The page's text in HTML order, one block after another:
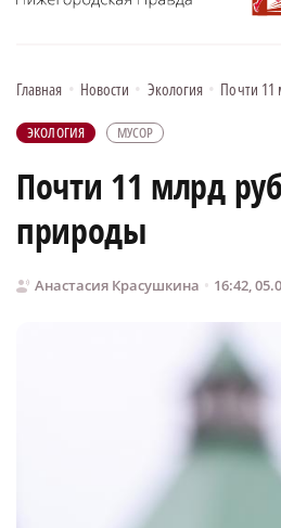
Главная • Новости • Экология • Почти 11
ЭКОЛОГИЯ МУСОР
Почти 11 млрд
природы
Анастасия Красушкина 16:42,